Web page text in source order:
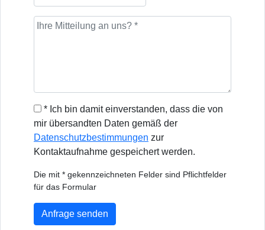
* Ich bin damit einverstanden, dass die von
mir übersandten Daten gemäß der
Datenschutzbestimmungen zur
Kontaktaufnahme gespeichert werden.
Die mit * gekennzeichneten Felder sind Pflichtfelder
für das Formular
Anfrage senden